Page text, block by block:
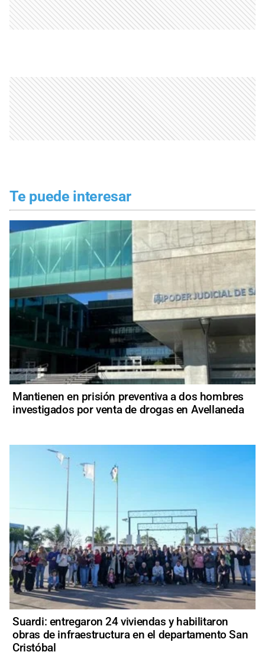
Te puede interesar
Mantienen en prisión preventiva a dos hombres
investigados por venta de drogas en Avellaneda
Suardi: entregaron 24 viviendas y habilitaron
obras de infraestructura en el departamento San
Cristóbal